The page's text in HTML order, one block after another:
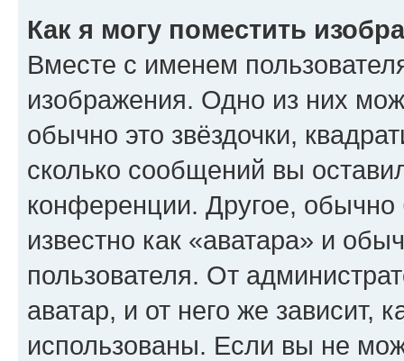
Как я могу поместить
Вместе с именем
изображения. Одно из них
обычно это звёздочки,
сколько сообщений вы
конференции. Другое,
известно как «аватара» и
пользователя. От
аватар, и от него же зависит,
использованы. Если вы не